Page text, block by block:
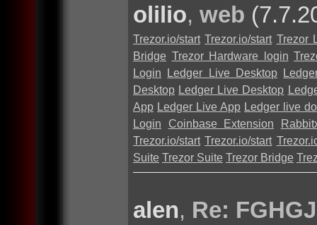
olilio, web
Trezor.io/start Trezor.io/start Trezor
Bridge Trezor Hardware login
Login
Ledger Live Desktop
Desktop Ledger Live Desktop
App Ledger Live App Ledger live
Login
Coinbase Extension
Trezor.io/start Trezor.io/start
Suite Trezor Suite Trezor Bridge
alen, Re: FGHGJ